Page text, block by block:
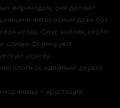
маринадом, они делают
и интересным даже без
нотка. Соус хойсин, кисло-
сливки формируют
основу.
плотная, идеально держит
маринада – хрустящий